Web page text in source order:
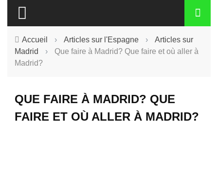
Accueil › Articles sur l'Espagne ›
Articles sur
Madrid
›
Que faire à Madrid? Que faire et où aller à
Madrid?
QUE FAIRE À MADRID? QUE
FAIRE ET OÙ ALLER À MADRID?